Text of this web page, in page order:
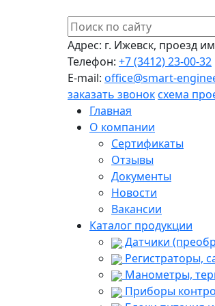
Адрес: г. Ижевск, проезд
Телефон: +7 (3412) 23-00-32
E-mail: office@smart-
заказать звоноксхема
Главная
О компании
Сертификаты
Отзывы
Документы
Новости
Вакансии
Каталог продукции
Датчики
Регистраторы,
Манометры,
Приборы